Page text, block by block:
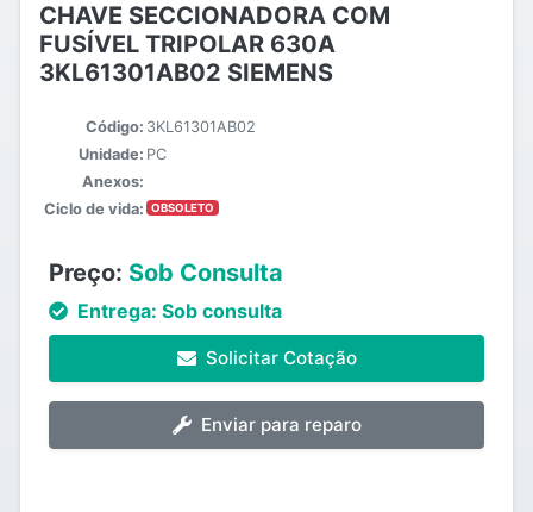
CHAVE SECCIONADORA COM
FUSÍVEL TRIPOLAR 630A
3KL61301AB02 SIEMENS
Código: 3KL61301AB02
Unidade: PC
Anexos:
Ciclo de vida:
OBSOLETO
Preço: Sob Consulta
Entrega: Sob consulta
Solicitar Cotação
Enviar para reparo